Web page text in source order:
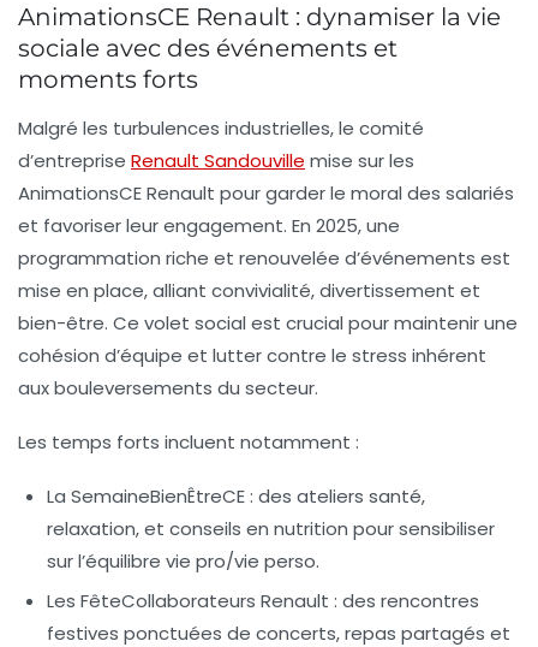
AnimationsCE Renault : dynamiser la vie
sociale avec des événements et
moments forts
Malgré les turbulences industrielles, le comité
d’entreprise Renault Sandouville mise sur les
AnimationsCE Renault pour garder le moral des salariés
et favoriser leur engagement. En 2025, une
programmation riche et renouvelée d’événements est
mise en place, alliant convivialité, divertissement et
bien-être. Ce volet social est crucial pour maintenir une
cohésion d’équipe et lutter contre le stress inhérent
aux bouleversements du secteur.
Les temps forts incluent notamment :
La SemaineBienÊtreCE: des ateliers santé,
relaxation, et conseils en nutrition pour sensibiliser
sur l’équilibre vie pro/vie perso.
Les FêteCollaborateurs Renault : des rencontres
festives ponctuées de concerts, repas partagés et